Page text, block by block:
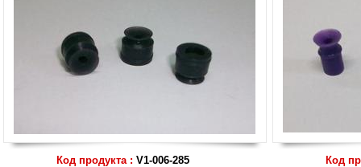
Код продукта : V1-006-285 Код